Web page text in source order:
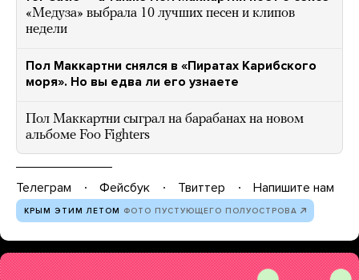
«Медуза» выбрала 10 лучших песен и клипов
недели
Пол Маккартни снялся в «Пиратах Карибского
моря». Но вы едва ли его узнаете
Пол Маккартни сыграл на барабанах на новом
альбоме Foo Fighters
Телеграм Фейсбук Твиттер Напишите нам
КРЫМ ЭТИМ ЛЕТОМ ФОТО ПУСТУЮЩЕГО ПОЛУОСТРОВА